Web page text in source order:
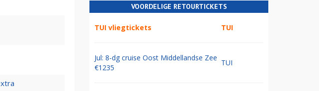
VOORDELIGE RETOURTICKETS
TUI vliegtickets TUI
Jul: 8-dg cruise Oost Middellandse Zee
€1235
TUI